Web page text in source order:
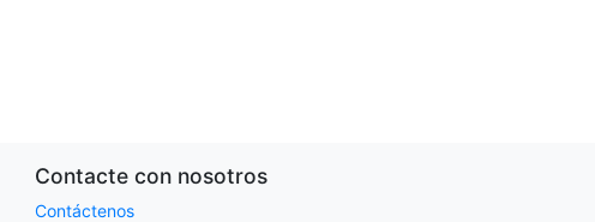
Contacte con nosotros
Contáctenos